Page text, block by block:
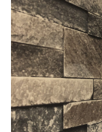
設計
社長のコラム
店舗